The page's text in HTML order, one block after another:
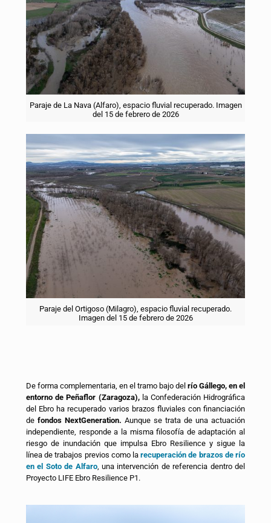
Paraje de La Nava (Alfaro), espacio fluvial recuperado. Imagen
del 15 de febrero de 2026
Paraje del Ortigoso (Milagro), espacio fluvial recuperado.
Imagen del 15 de febrero de 2026
De forma complementaria, en el tramo bajo del río Gállego, en el
entorno de Peñaflor (Zaragoza),la Confederación Hidrográfica
del Ebro ha recuperado varios brazos fluviales con financiación
de fondos NextGeneration. Aunque se trata de una actuación
independiente, responde a la misma filosofía de adaptación al
riesgo de inundación que impulsa Ebro Resilience y sigue la
línea de trabajos previos como larecuperación de brazos de río
en el Soto de Alfaro, una intervención de referencia dentro del
Proyecto LIFE Ebro Resilience P1.